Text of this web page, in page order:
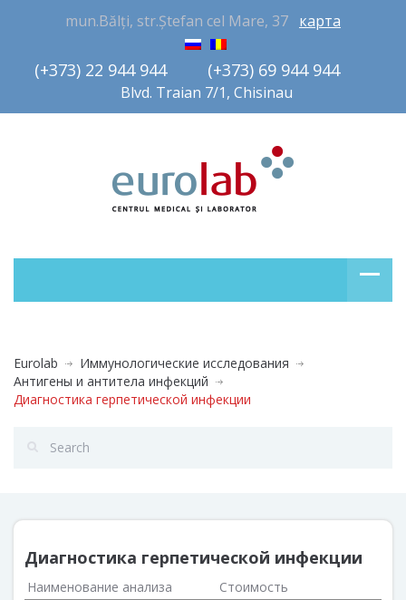
mun.Bălți, str.Ștefan cel Mare, 37 карта
(+373) 22 944 944         (+373) 69 944 944
Blvd. Traian 7/1, Chisinau
Eurolab
Иммунологические исследования
Антигены и антитела инфекций
Диагностика герпетической инфекции
Диагностика герпетической инфекции
Наименование анализа
Стоимость